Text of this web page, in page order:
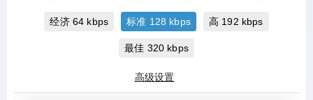
经济 64 kbps 标准 128 kbps 高 192 kbps
最佳 320 kbps
高级设置